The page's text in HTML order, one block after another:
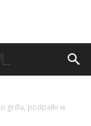
grilla, podpałki w